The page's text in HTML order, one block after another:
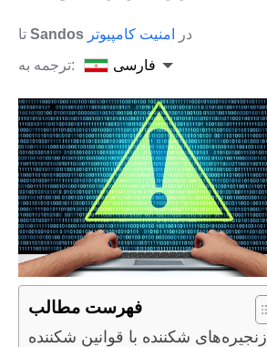
Sandos در
امنیت کامپیوتر
ترجمه به:
فارسی
فهرست مطالب
زنجیره‌های شکننده با قوانین شکننده